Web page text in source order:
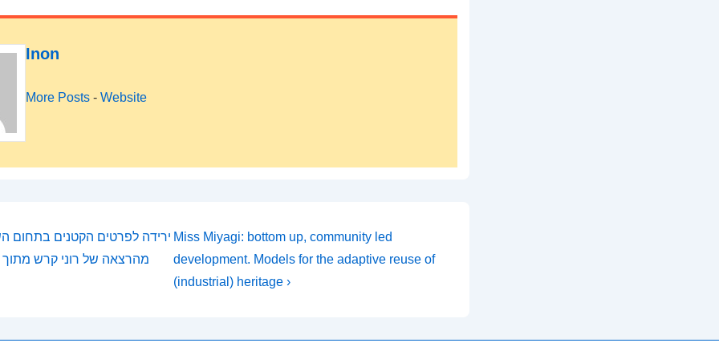
Inon
More Posts- Website
מהרצאה של רוני קרש מתוך
Next
Post
is
Miss Miyagi: bottom up, community led
development. Models for the adaptive reuse of
(industrial) heritage ›